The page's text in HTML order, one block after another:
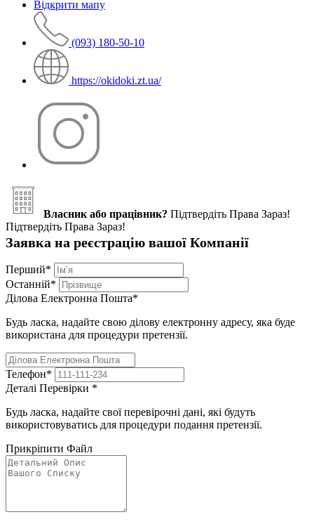
Відкрити мапу
(093) 180-50-10
https://okidoki.zt.ua/
Власник або працівник? Підтвердіть Права Зараз!
Підтвердіть Права Зараз!
Заявка на реєстрацію вашої Компанії
Перший*
Останній*
Ділова Електронна Пошта*
Будь ласка, надайте свою ділову електронну адресу, яка буде
використана для процедури претензії.
Телефон*
Деталі Перевірки *
Будь ласка, надайте свої перевірочні дані, які будуть
використовуватись для процедури подання претензії.
Прикріпити Файл